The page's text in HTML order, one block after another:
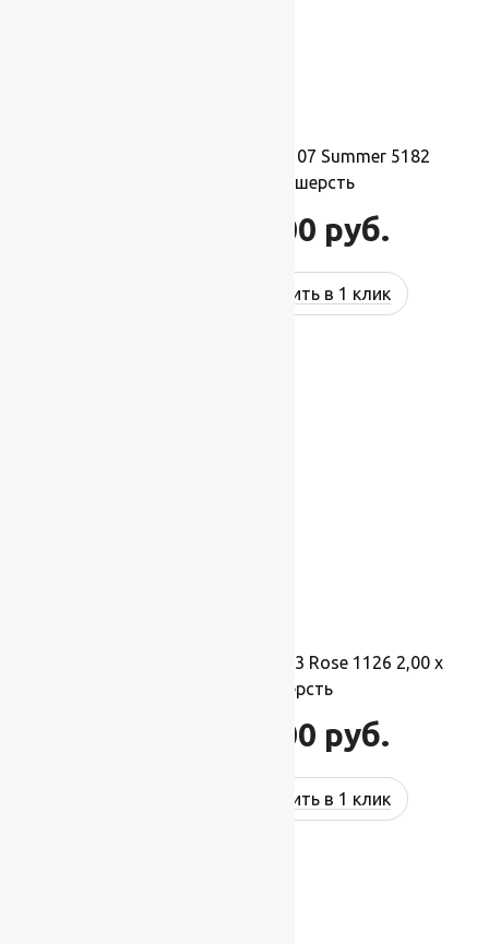
Ковер шерстяной Прямой 107 Summer 5182
2,00×2,50 м, 100% шерсть
55 000 руб.
Купить в 1 клик
Ковер шерстяной Прямой 113 Rose 1126 2,00 x
3,50 м, 100% шерсть
77 000 руб.
Купить в 1 клик